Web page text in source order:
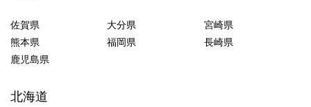
佐賀県 大分県
宮崎県
熊本県
福岡県
長崎県
鹿児島県
北海道